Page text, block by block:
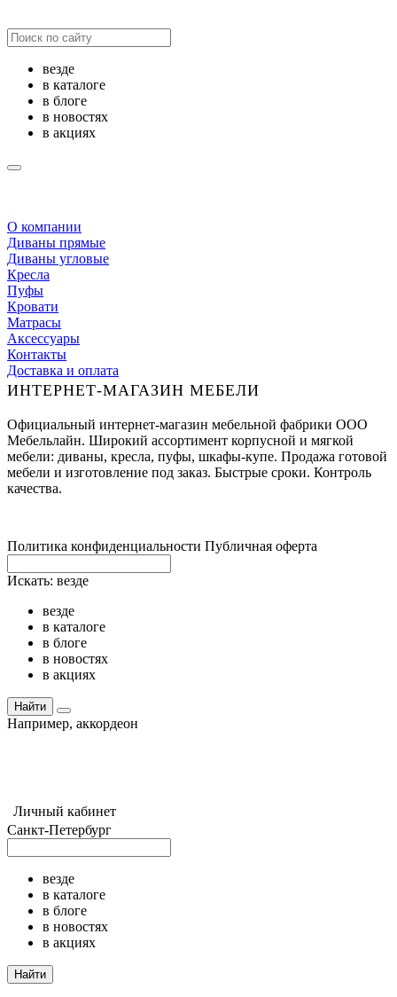
везде
в каталоге
в блоге
в новостях
в акциях
О компании
Диваны прямые
Диваны угловые
Кресла
Пуфы
Кровати
Матрасы
Аксессуары
Контакты
Доставка и оплата
ИНТЕРНЕТ-МАГАЗИН МЕБЕЛИ
Официальный интернет-магазин мебельной фабрики ООО
Мебельлайн. Широкий ассортимент корпусной и мягкой
мебели: диваны, кресла, пуфы, шкафы-купе. Продажа готовой
мебели и изготовление под заказ. Быстрые сроки. Контроль
качества.
Политика конфиденциальности Публичная оферта
Искать: везде
везде
в каталоге
в блоге
в новостях
в акциях
Найти
Например, аккордеон
Личный кабинет
Санкт-Петербург
везде
в каталоге
в блоге
в новостях
в акциях
Найти